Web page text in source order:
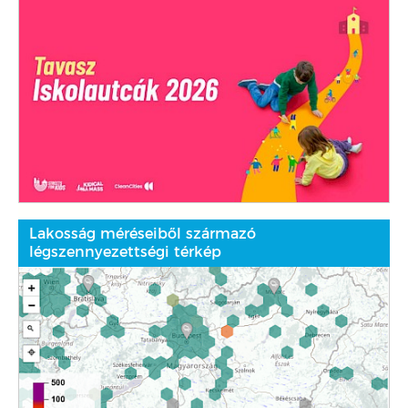
Lakosság méréseiből származó
légszennyezettségi térkép